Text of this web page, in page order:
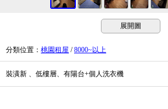
展開圖
分類位置 ： 桃園租屋 /8000~以上
裝潢新 、低樓層、有陽台+個人洗衣機